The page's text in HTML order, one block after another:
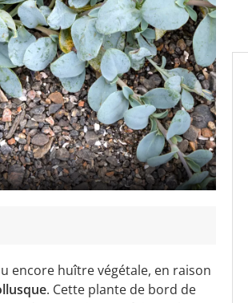
encore huître végétale, en raison
. Cette plante de bord de